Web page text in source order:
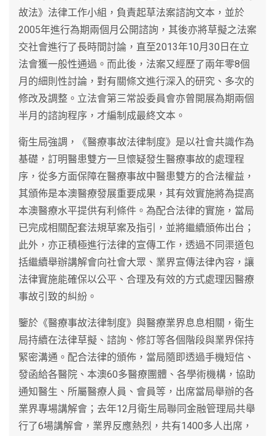
故法》法律工作小組，負責起草法案諮詢文本，並於
2005年進行為期兩個月公開諮詢，其後亦將草擬之法案
交社會進行了長時間討論，直至2013年10月30日在立
法會獲一般性通過。而此後，法案又經歷了兩年零8個
月的細則性討論，對有關條文進行深入的研究、多次的
修改及調整。立法會第三常設委員會亦曾開展為期兩個
半月的諮詢程序，才編制成最終文本。
衛生局強調，《醫療事故法律制度》是以社會共識作為
基礎，訂明醫患雙方一旦懷疑發生醫療事故的處理程
序，從多方面保障在醫療事故中醫患雙方的合法權益，
其頒佈是本澳醫療發展重要成果，其有效實施將為提高
本澳醫療水平提供有利條件。為配合法律的實施，當局
已完成相關配套法規草案及指引，並將繼續頒佈出台；
此外，亦正積極進行法律的宣傳工作，透過不同渠道包
括繼續舉辦講解會向社會大眾、業界宣傳法律內容，讓
法律實施能確保以公平、合理及有效的方式處理因醫療
事故引致的糾紛。
鑒於《醫療事故法律制度》與醫療業界息息相關，衛生
局持續在法律草擬、諮詢、修訂等各個階段與業界保持
緊密溝通。配合法律的頒佈，當局隨即透過手機短信、
發函給各醫院、本澳60多醫療團體、各學術機構，協助
通知醫生、所屬醫療人員、會員等，出席當局舉辦的各
業界專場講解會；去年12月衛生局聯同金融管理局共舉
行了6場講解會，業界反應熱烈，共有1400多人出席，